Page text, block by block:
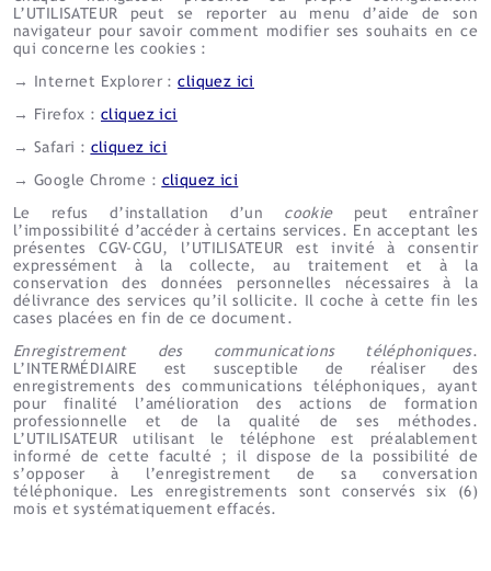
L’UTILISATEUR peut se reporter au menu d’aide de son
navigateur pour savoir comment modifier ses souhaits en ce
qui concerne les cookies :
→ Internet Explorer :cliquez ici
→ Firefox :cliquez ici
→ Safari : cliquez ici
→ Google Chrome : cliquez ici
Le refus d’installation d’un cookiepeut entraîner
l’impossibilité d’accéder à certains services. En acceptant les
présentes CGV-CGU, l’UTILISATEUR est invité à consentir
expressément à la collecte, au traitement et à la
conservation des données personnelles nécessaires à la
délivrance des services qu’il sollicite. Il coche à cette fin les
cases placées en fin de ce document.
Enregistrement des communications téléphoniques.
L’INTERMÉDIAIRE est susceptible de réaliser des
enregistrements des communications téléphoniques, ayant
pour finalité l’amélioration des actions de formation
professionnelle et de la qualité de ses méthodes.
L’UTILISATEUR utilisant le téléphone est préalablement
informé de cette faculté ; il dispose de la possibilité de
s’opposer à l’enregistrement de sa conversation
téléphonique. Les enregistrements sont conservés six (6)
mois et systématiquement effacés.